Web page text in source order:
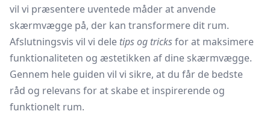
vil vi præsentere uventede måder at anvende
skærmvægge på, der kan transformere dit rum.
Afslutningsvis vil vi dele tips og tricksfor at maksimere
funktionaliteten og æstetikken af dine skærmvægge.
Gennem hele guiden vil vi sikre, at du får de bedste
råd og relevans for at skabe et inspirerende og
funktionelt rum.